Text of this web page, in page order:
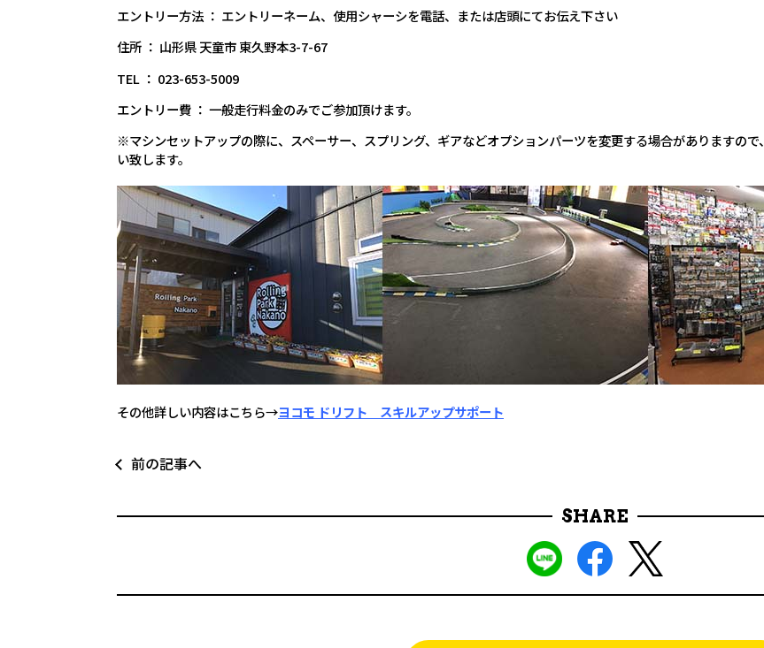
エントリー方法 ： エントリーネーム、使用シャーシを電話、または店頭にてお伝え下さい
住所 ： 山形県 天童市 東久野本3-7-67
TEL ： 023-653-5009
エントリー費 ： 一般走行料金のみでご参加頂けます。
※マシンセットアップの際に、スペーサー、スプリング、ギアなどオプションパーツを変更する場合がありますので、
い致します。
その他詳しい内容はこちら→ヨコモ ドリフト スキルアップサポート
前の記事へ
SHARE